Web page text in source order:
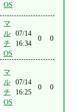
OS
マ
ル
チ
OS
07/14
16:34
0 0
マ
ル
チ
OS
07/14
16:25
0 0